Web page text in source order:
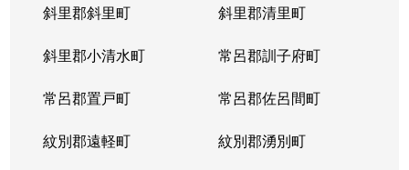
斜里郡斜里町 斜里郡清里町
斜里郡小清水町 常呂郡訓子府町
常呂郡置戸町 常呂郡佐呂間町
紋別郡遠軽町 紋別郡湧別町